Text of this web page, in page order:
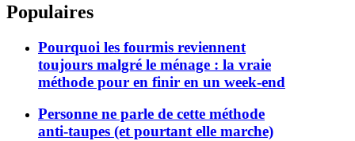
Populaires
Pourquoi les fourmis reviennent
toujours malgré le ménage : la vraie
méthode pour en finir en un week-end
Personne ne parle de cette méthode
anti-taupes (et pourtant elle marche)